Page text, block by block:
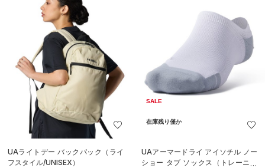
UAライトデー バックパック（ライ
フスタイル/UNISEX）
SALE
在庫残り僅か
UAアーマードライ アイソチル ノー
ショー タブ ソックス（トレーニン